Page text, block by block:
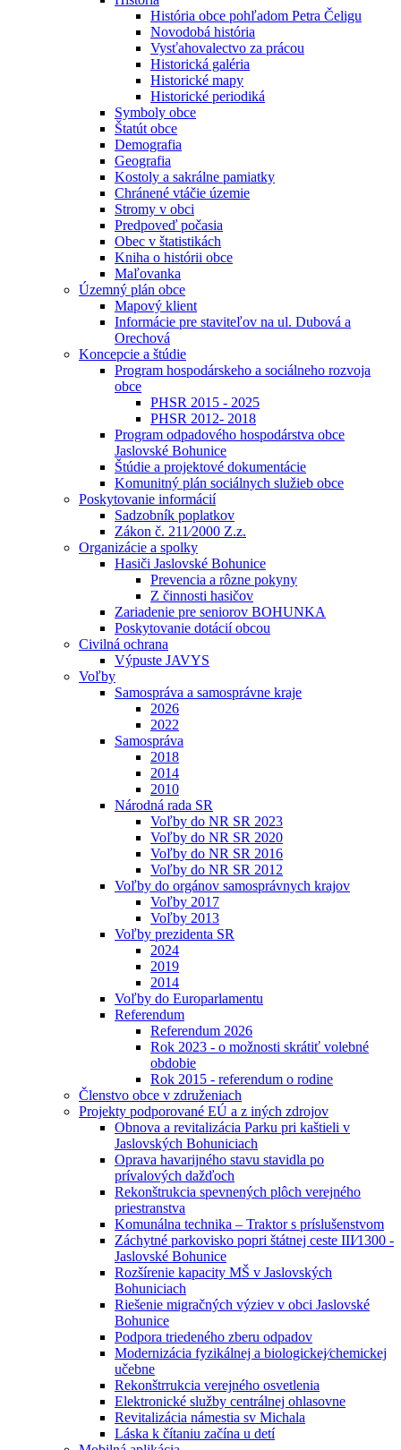
História obce pohľadom Petra Čeligu
Novodobá história
Vysťahovalectvo za prácou
Historická galéria
Historické mapy
Historické periodiká
Symboly obce
Štatút obce
Demografia
Geografia
Kostoly a sakrálne pamiatky
Chránené vtáčie územie
Stromy v obci
Predpoveď počasia
Obec v štatistikách
Kniha o histórii obce
Maľovanka
Územný plán obce
Mapový klient
Informácie pre staviteľov na ul. Dubová a
Orechová
Koncepcie a štúdie
Program hospodárskeho a sociálneho rozvoja
obce
PHSR 2015 - 2025
PHSR 2012- 2018
Program odpadového hospodárstva obce
Jaslovské Bohunice
Štúdie a projektové dokumentácie
Komunitný plán sociálnych služieb obce
Poskytovanie informácií
Sadzobník poplatkov
Zákon č. 211⁄2000 Z.z.
Organizácie a spolky
Hasiči Jaslovské Bohunice
Prevencia a rôzne pokyny
Z činnosti hasičov
Zariadenie pre seniorov BOHUNKA
Poskytovanie dotácií obcou
Civilná ochrana
Výpuste JAVYS
Voľby
Samospráva a samosprávne kraje
2026
2022
Samospráva
2018
2014
2010
Národná rada SR
Voľby do NR SR 2023
Voľby do NR SR 2020
Voľby do NR SR 2016
Voľby do NR SR 2012
Voľby do orgánov samosprávnych krajov
Voľby 2017
Voľby 2013
Voľby prezidenta SR
2024
2019
2014
Voľby do Europarlamentu
Referendum
Referendum 2026
Rok 2023 - o možnosti skrátiť volebné
obdobie
Rok 2015 - referendum o rodine
Členstvo obce v združeniach
Projekty podporované EÚ a z iných zdrojov
Obnova a revitalizácia Parku pri kaštieli v
Jaslovských Bohuniciach
Oprava havarijného stavu stavidla po
prívalových dažďoch
Rekonštrukcia spevnených plôch verejného
priestranstva
Komunálna technika – Traktor s príslušenstvom
Záchytné parkovisko popri štátnej ceste III⁄1300 -
Jaslovské Bohunice
Rozšírenie kapacity MŠ v Jaslovských
Bohuniciach
Riešenie migračných výziev v obci Jaslovské
Bohunice
Podpora triedeného zberu odpadov
Modernizácia fyzikálnej a biologickej⁄chemickej
učebne
Rekonštrrukcia verejného osvetlenia
Elektronické služby centrálnej ohlasovne
Revitalizácia námestia sv Michala
Láska k čítaniu začína u detí